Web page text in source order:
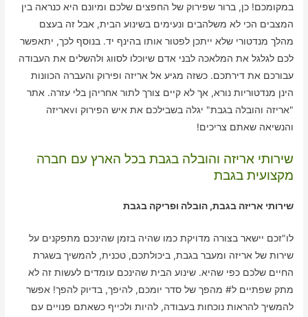
במקומכם! כן, ברור שפירוק של החפצים שלכם ומיונם היא כנראה בין
המצבים הכי לא משלהבים ונעימים בשינוע הבית, אבל זה בעצם
מהלך מנדטורי שלא ייתכן לפטור אותו בהינף יד. בנוסף לכך, יתאפשר
לכם לגלגל את המלאכה לבני אדם שיוכלו לסווג ולהשלים את העבודה
עבורכם את דירתכם. כשזה מגיע אל אריזה ופירוק והעברה הכוונות
הינן מנדטוריות נורא, אך לא קיים צורך לתור אחריהן בלי עזרה. אתר
"אריזה והובלה בגבת" יגלה בשבילכם את איש הפירוק וvאריזה
והנשיאה שאתם צריכים!
שירותי אריזה והובלה בגבת בכל הארץ עם חברה
מקצועית בגבת
שירותי אריזה בגבת, הובלה ופריקה בגבת
לו"זכם יישאר בצורה מדויקת כמו שהיה בזמן שהינכם מתפקנים על
שירות של אריזה ומעבר בגבת, ביכולתכם, טכנית, להמשיך בשגרת
החיים שלכם כפי שהיא. שינוע הבית שהינכם עומדים לעשות זה לא
מתק שפתיים ל# מהפך של סדר יומכם, להיפך, בדיוק להפך! אפשר
להמשיך להראות נוכחות בעבודה, להיות ולכייף כשאתם פנויים עם